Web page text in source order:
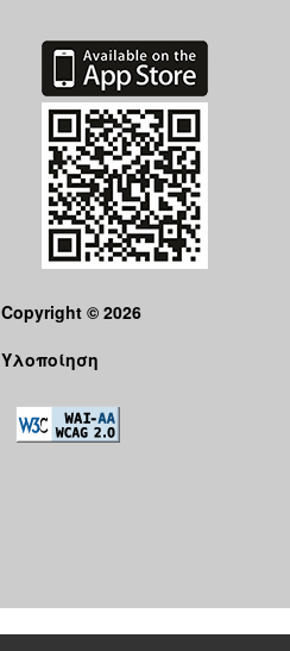
Copyright © 2026
Υλοποίηση